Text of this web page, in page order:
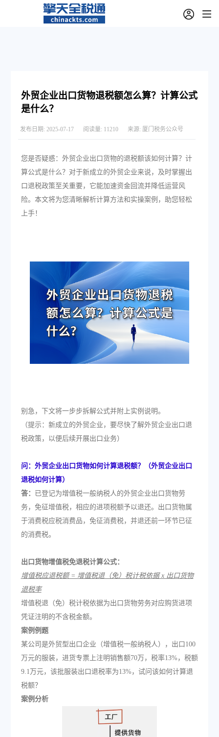
外贸企业出口货物退税额怎么算？计算公式
是什么？
发布日期: 2025-07-17 阅读量: 11210 来源: 厦门税务公众号
您是否疑惑：外贸企业出口货物的退税额该如何计算？计
算公式是什么？对于新成立的外贸企业来说，及时掌握出
口退税政策至关重要，它能加速资金回流并降低运营风
险。本文将为您清晰解析计算方法和实操案例，助您轻松
上手！
别急，下文将一步步拆解公式并附上实例说明。
（提示：新成立的外贸企业，要尽快了解外贸企业出口退
税政策，以便后续开展出口业务）
问：外贸企业出口货物如何计算退税额？（外贸企业出口
退税如何计算）
答：
已登记为增值税一般纳税人的外贸企业出口货物劳
务，免征增值税，相应的进项税额予以退还。出口货物属
于消费税应税消费品，免征消费税，并退还前一环节已征
的消费税。
出口货物增值税免退税计算公式：
增值税应退税额 = 增值税退（免）税计税依据 x 出口货物
退税率
增值税退（免）税计税依据为出口货物劳务对应购货进项
凭证注明的不含税金额。
案例例题
某公司是外贸型出口企业（增值税一般纳税人），出口100
万元的服装，进货专票上注明销售额70万，税率13%，税额
9.1万元，该批服装出口退税率为13%，试问该如何计算退
税额？
案例分析